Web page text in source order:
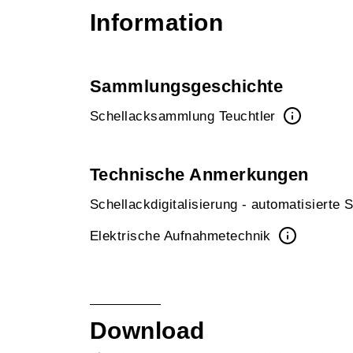
Information
Sammlungsgeschichte
Schellacksammlung Teuchtler
Technische Anmerkungen
Schellackdigitalisierung - automatisierte
Elektrische Aufnahmetechnik
Download